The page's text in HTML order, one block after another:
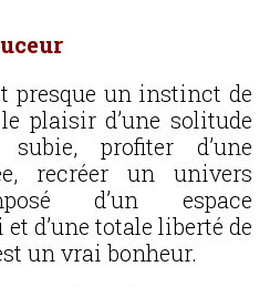
presque un instinct de
plaisir d’une solitude
profiter d’une
recréer un univers
d’un espace
d’une totale liberté de
un vrai bonheur.